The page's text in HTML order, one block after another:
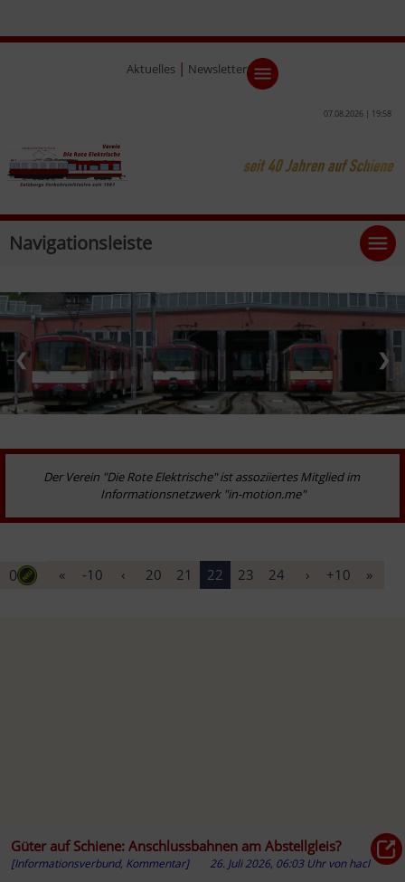
Aktuelles | Newsletter
07.08.2026 | 19:58
Navigationsleiste
❮ ❯
Der Verein "Die Rote Elektrische" ist assoziiertes Mitglied im
Informationsnetzwerk "in-motion.me"
0 « -10 ‹ 20 21 22 23 24 › +10 »
Güter auf Schiene: Anschlussbahnen am Abstellgleis?
[Informationsverbund, Kommentar] 26. Juli 2026, 06:03 Uhr vonhacl